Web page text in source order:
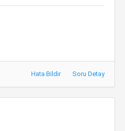
Hata Bildir Soru Detay